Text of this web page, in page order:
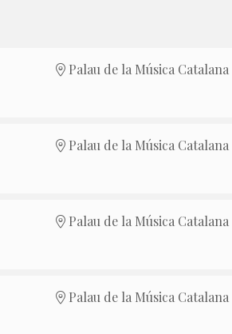
Palau de la Música Catalana
Palau de la Música Catalana
Palau de la Música Catalana
Palau de la Música Catalana